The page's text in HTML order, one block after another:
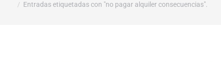
Entradas etiquetadas con "no pagar alquiler consecuencias".